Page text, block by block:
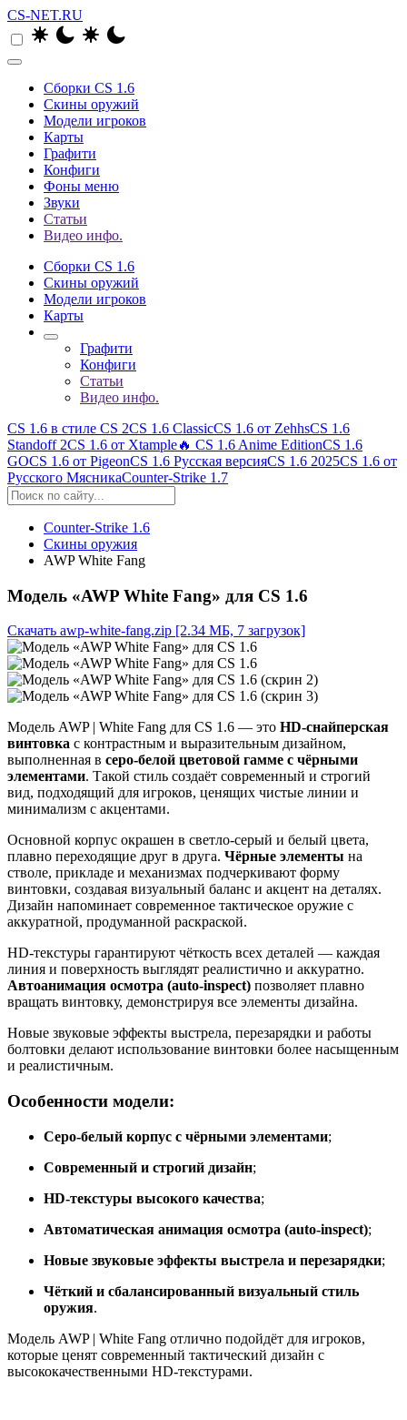
CS-NET.RU
Сборки CS 1.6
Скины оружий
Модели игроков
Карты
Графити
Конфиги
Фоны меню
Звуки
Статьи
Видео инфо.
Сборки CS 1.6
Скины оружий
Модели игроков
Карты
Графити
Конфиги
Статьи
Видео инфо.
CS 1.6 в стиле CS 2CS 1.6 ClassicCS 1.6 от ZehhsCS 1.6
Standoff 2CS 1.6 от Xtample🔥 CS 1.6 Anime EditionCS 1.6
GOCS 1.6 от PigeonCS 1.6 Русская версияCS 1.6 2025CS 1.6 от
Русского МясникаCounter-Strike 1.7
Counter-Strike 1.6
Скины оружия
AWP White Fang
Модель «AWP White Fang» для CS 1.6
Скачать awp-white-fang.zip [2.34 МБ, 7 загрузок]
Модель AWP | White Fang для CS 1.6 — это HD-снайперская
винтовка с контрастным и выразительным дизайном,
выполненная в серо-белой цветовой гамме с чёрными
элементами. Такой стиль создаёт современный и строгий
вид, подходящий для игроков, ценящих чистые линии и
минимализм с акцентами.
Основной корпус окрашен в светло-серый и белый цвета,
плавно переходящие друг в друга. Чёрные элементы на
стволе, прикладе и механизмах подчеркивают форму
винтовки, создавая визуальный баланс и акцент на деталях.
Дизайн напоминает современное тактическое оружие с
аккуратной, продуманной раскраской.
HD-текстуры гарантируют чёткость всех деталей — каждая
линия и поверхность выглядят реалистично и аккуратно.
Автоанимация осмотра (auto-inspect) позволяет плавно
вращать винтовку, демонстрируя все элементы дизайна.
Новые звуковые эффекты выстрела, перезарядки и работы
болтовки делают использование винтовки более насыщенным
и реалистичным.
Особенности модели:
Серо-белый корпус с чёрными элементами;
Современный и строгий дизайн;
HD-текстуры высокого качества;
Автоматическая анимация осмотра (auto-inspect);
Новые звуковые эффекты выстрела и перезарядки;
Чёткий и сбалансированный визуальный стиль
оружия.
Модель AWP | White Fang отлично подойдёт для игроков,
которые ценят современный тактический дизайн с
высококачественными HD-текстурами.